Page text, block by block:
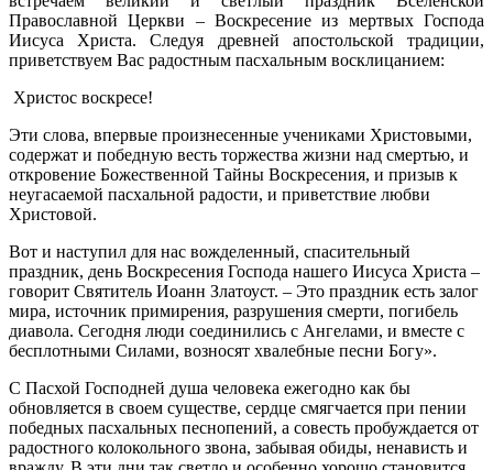
Православной Церкви – Воскресение из мертвых Господа
Иисуса Христа. Следуя древней апостольской традиции,
приветствуем Вас радостным пасхальным восклицанием:
Христос воскресе!
Эти слова, впервые произнесенные учениками Христовыми,
содержат и победную весть торжества жизни над смертью, и
откровение Божественной Тайны Воскресения, и призыв к
неугасаемой пасхальной радости, и приветствие любви
Христовой.
Вот и наступил для нас вожделенный, спасительный
праздник, день Воскресения Господа нашего Иисуса Христа –
говорит Святитель Иоанн Златоуст. – Это праздник есть залог
мира, источник примирения, разрушения смерти, погибель
диавола. Сегодня люди соединились с Ангелами, и вместе с
бесплотными Силами, возносят хвалебные песни Богу».
С Пасхой Господней душа человека ежегодно как бы
обновляется в своем существе, сердце смягчается при пении
победных пасхальных песнопений, а совесть пробуждается от
радостного колокольного звона, забывая обиды, ненависть и